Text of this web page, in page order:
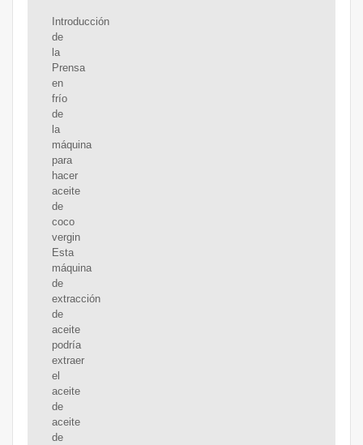
Introducción
de
la
Prensa
en
frío
de
la
máquina
para
hacer
aceite
de
coco
vergin
Esta
máquina
de
extracción
de
aceite
podría
extraer
el
aceite
de
aceite
de